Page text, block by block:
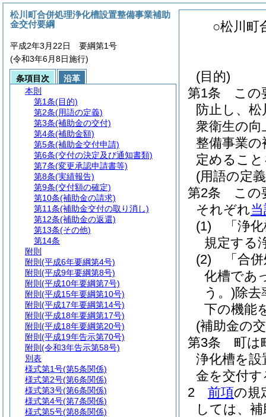
○松川町
(目的)
第1条
この
防止し、松
衆衛生の
整備事業
定めるこ
(用語の定
第2条
この
それぞれ
(1)
「浄
規定する
(2)
「合
化槽であ
う。)除去
下の機能
(補助金の
第3条
町は
浄化槽を
金を交付す
2
前項の規
しては、
松川町合併処理浄化槽設置整備事業補助
金交付要綱
平成2年3月22日 要綱第1号
(令和3年6月8日施行)
条項目次
沿革
本則
第1条(目的)
第2条(用語の定義)
第3条(補助金の交付)
第4条(補助金額)
第5条(補助金交付申請)
第6条(交付の決定及び通知書類)
第7条(変更承認申請書等)
第8条(実績報告)
第9条(交付額の確定)
第10条(補助金の請求)
第11条(補助金交付の取り消し)
第12条(補助金の返還)
第13条(その他)
第14条
附則
附則 (平成6年要綱第4号)
附則 (平成9年要綱第8号)
附則 (平成10年要綱第7号)
附則 (平成15年要綱第10号)
附則 (平成17年要綱第14号)
附則 (平成18年要綱第17号)
附則 (平成18年要綱第20号)
附則 (平成19年告示第70号)
附則 (令和3年告示第58号)
別表
様式第1号(第5条関係)
様式第2号(第6条関係)
様式第3号(第6条関係)
様式第4号(第7条関係)
様式第5号(第8条関係)